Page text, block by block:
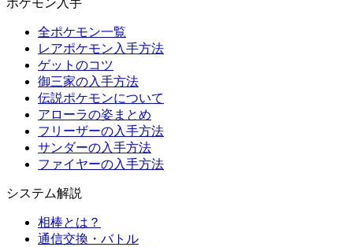
ポケモン入手
全ポケモン一覧
レアポケモン入手方法
ゲットのコツ
御三家の入手方法
伝説ポケモンについて
アローラの姿まとめ
フリーザーの入手方法
サンダーの入手方法
ファイヤーの入手方法
システム解説
相棒とは？
通信交換・バトル